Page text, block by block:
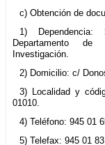
c) Obtención de
1) Dependencia:
Departamento de
Investigación.
2) Domicilio: c/
3) Localidad y
01010.
4) Teléfono: 945 01
5) Telefax: 945 01 83